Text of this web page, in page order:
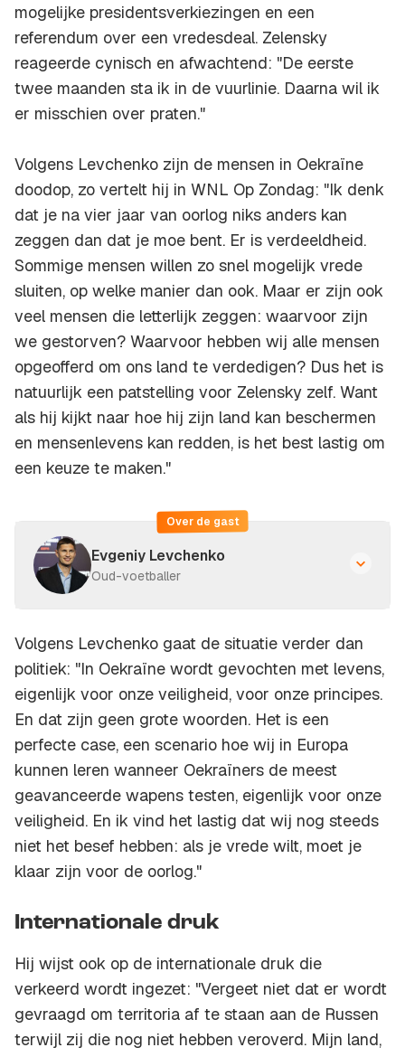
mogelijke presidentsverkiezingen en een
referendum over een vredesdeal. Zelensky
reageerde cynisch en afwachtend: "De eerste
twee maanden sta ik in de vuurlinie. Daarna wil ik
er misschien over praten."
Volgens Levchenko zijn de mensen in Oekraïne
doodop, zo vertelt hij in WNL Op Zondag: "Ik denk
dat je na vier jaar van oorlog niks anders kan
zeggen dan dat je moe bent. Er is verdeeldheid.
Sommige mensen willen zo snel mogelijk vrede
sluiten, op welke manier dan ook. Maar er zijn ook
veel mensen die letterlijk zeggen: waarvoor zijn
we gestorven? Waarvoor hebben wij alle mensen
opgeofferd om ons land te verdedigen? Dus het is
natuurlijk een patstelling voor Zelensky zelf. Want
als hij kijkt naar hoe hij zijn land kan beschermen
en mensenlevens kan redden, is het best lastig om
een keuze te maken."
Over de gast
Evgeniy Levchenko
Oud-voetballer
Volgens Levchenko gaat de situatie verder dan
politiek: "In Oekraïne wordt gevochten met levens,
eigenlijk voor onze veiligheid, voor onze principes.
En dat zijn geen grote woorden. Het is een
perfecte case, een scenario hoe wij in Europa
kunnen leren wanneer Oekraïners de meest
geavanceerde wapens testen, eigenlijk voor onze
veiligheid. En ik vind het lastig dat wij nog steeds
niet het besef hebben: als je vrede wilt, moet je
klaar zijn voor de oorlog."
Internationale druk
Hij wijst ook op de internationale druk die
verkeerd wordt ingezet: "Vergeet niet dat er wordt
gevraagd om territoria af te staan aan de Russen
terwijl zij die nog niet hebben veroverd. Mijn land,